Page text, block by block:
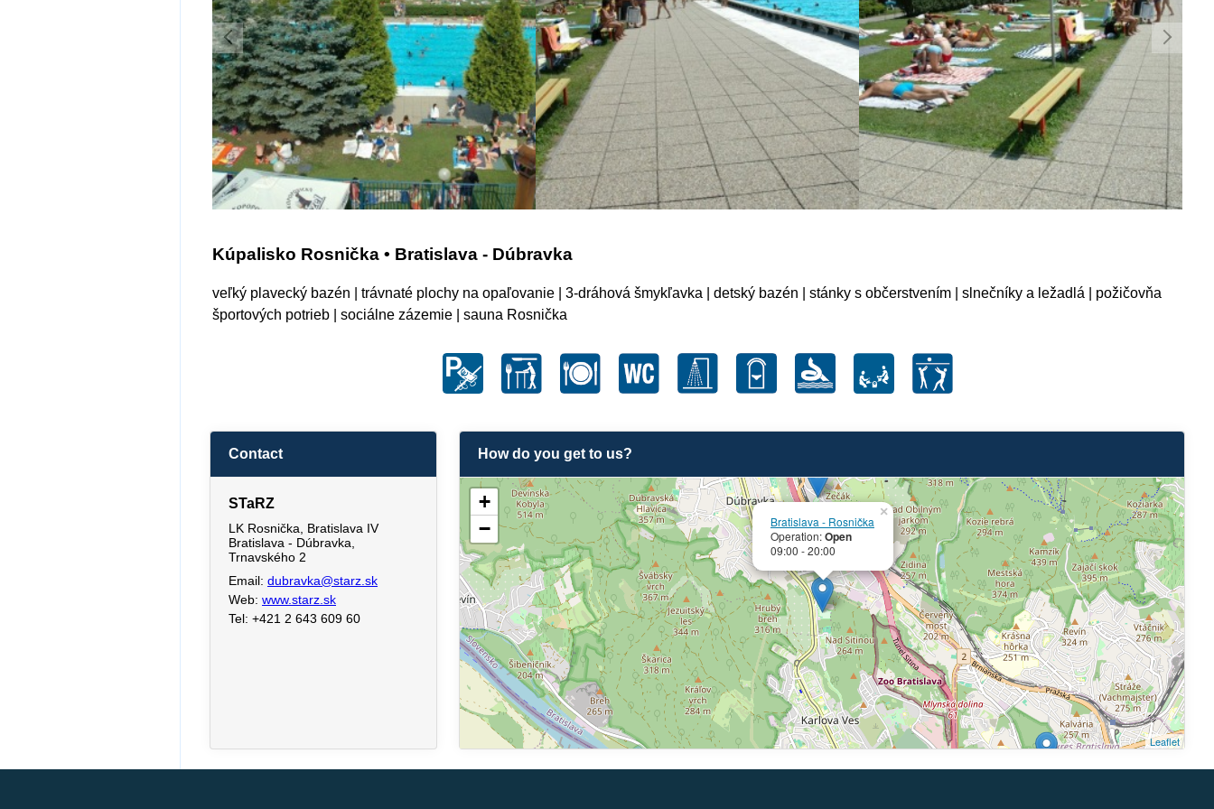
Kúpalisko Rosnička • Bratislava - Dúbravka
veľký plavecký bazén | trávnaté plochy na opaľovanie | 3-dráhová šmykľavka | detský bazén | stánky s občerstvením | slnečníky a ležadlá | požičovňa
športových potrieb | sociálne zázemie | sauna Rosnička
Contact
STaRZ
LK Rosnička, Bratislava IV
Bratislava - Dúbravka,
Trnavského 2
Email: dubravka@starz.sk
Web: www.starz.sk
Tel: +421 2 643 609 60
How do you get to us?
Bratislava - Rosnička
Operation:Open
09:00 - 20:00
×
+
−
Leaflet